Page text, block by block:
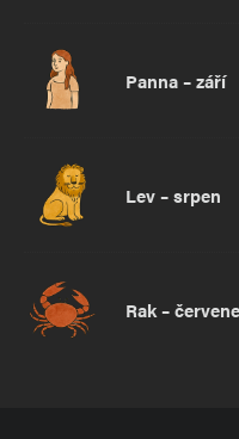
Panna – září
Lev – srpen
Rak –